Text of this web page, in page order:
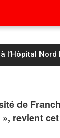
de
revient cet